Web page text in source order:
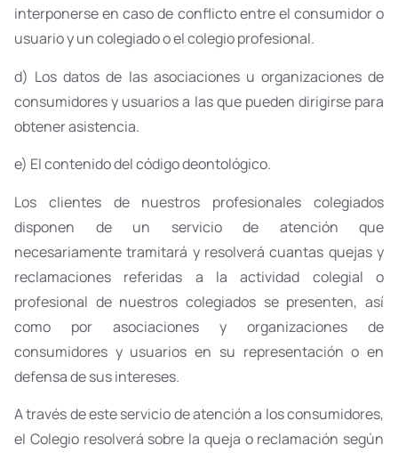
interponerse en caso de conflicto entre el consumidor o
usuario y un colegiado o el colegio profesional.
d) Los datos de las asociaciones u organizaciones de
consumidores y usuarios a las que pueden dirigirse para
obtener asistencia.
e) El contenido del código deontológico.
Los clientes de nuestros profesionales colegiados
disponen de un servicio de atención que
necesariamente tramitará y resolverá cuantas quejas y
reclamaciones referidas a la actividad colegial o
profesional de nuestros colegiados se presenten, así
como por asociaciones y organizaciones de
consumidores y usuarios en su representación o en
defensa de sus intereses.
A través de este servicio de atención a los consumidores,
el Colegio resolverá sobre la queja o reclamación según